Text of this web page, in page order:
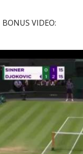
BONUS VIDEO: